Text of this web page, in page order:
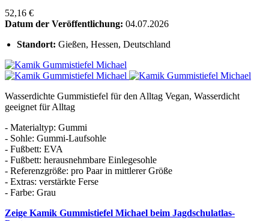
52,16 €
Datum der Veröffentlichung: 04.07.2026
Standort: Gießen, Hessen, Deutschland
Wasserdichte Gummistiefel für den Alltag Vegan, Wasserdicht
geeignet für Alltag
- Materialtyp: Gummi
- Sohle: Gummi-Laufsohle
- Fußbett: EVA
- Fußbett: herausnehmbare Einlegesohle
- Referenzgröße: pro Paar in mittlerer Größe
- Extras: verstärkte Ferse
- Farbe: Grau
Zeige Kamik Gummistiefel Michael beim Jagdschulatlas-